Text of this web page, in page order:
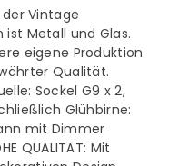
der Vintage
Metall und Glas.
eigene Produktion
Qualität.
Sockel G9 x 2,
Glühbirne:
mit Dimmer
QUALITÄT: Mit